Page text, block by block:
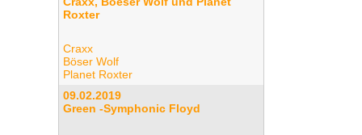
Roxter
Craxx
Böser Wolf
Planet Roxter
09.02.2019
Green -Symphonic Floyd